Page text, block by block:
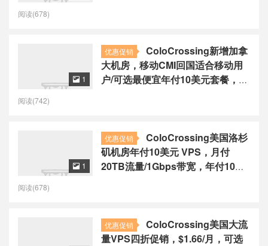
阅读(678)
优惠促销
ColoCrossing新增加拿
大机房，移动CMI回国适合移动用
户/可选最便宜年付10美元套餐，
 1
阅读(742)
优惠促销
ColoCrossing美国洛杉
矶机房年付10美元 VPS，月付
20TB流量/1Gbps带宽，年付10美
 1
阅读(678)
优惠促销
ColoCrossing美国大流
量VPS四折促销，$1.66/月，可选